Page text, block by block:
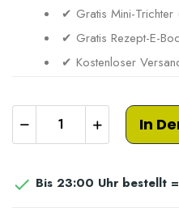
✔ Gratis Mini-Trichter
✔ Gratis Rezept-E-
✔ Kostenloser
In
 Bis 23:00 Uhr bestellt